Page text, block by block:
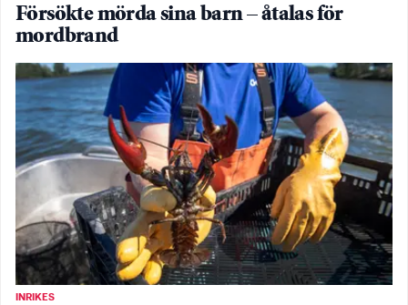
Försökte mörda sina barn – åtalas för
mordbrand
INRIKES